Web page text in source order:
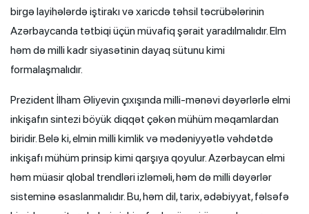
birgə layihələrdə iştirakı və xaricdə təhsil təcrübələrinin
Azərbaycanda tətbiqi üçün müvafiq şərait yaradılmalıdır. Elm
həm də milli kadr siyasətinin dayaq sütunu kimi
formalaşmalıdır.
Prezident İlham Əliyevin çıxışında milli-mənəvi dəyərlərlə elmi
inkişafın sintezi böyük diqqət çəkən mühüm məqamlardan
biridir. Belə ki, elmin milli kimlik və mədəniyyətlə vəhdətdə
inkişafı mühüm prinsip kimi qarşıya qoyulur. Azərbaycan elmi
həm müasir qlobal trendləri izləməli, həm də milli dəyərlər
sisteminə əsaslanmalıdır. Bu, həm dil, tarix, ədəbiyyat, fəlsəfə